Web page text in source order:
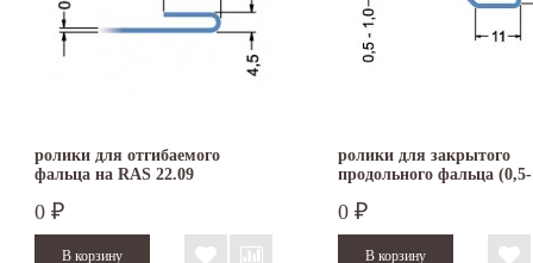
ролики для отгибаемого
фальца на RAS 22.09
0 ₽
ролики для закрытого
продольного фальца
0 ₽